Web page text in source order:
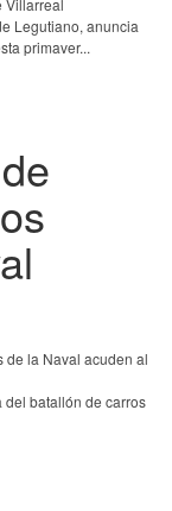
Legutiano, anuncia
primaver...
del batallón de carros